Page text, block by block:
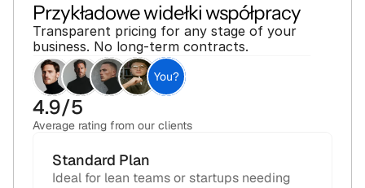
Przykładowe widełki współpracy
Transparent pricing for any stage of your
business. No long-term contracts.
You?
4.9/5
Average rating from our clients
Standard Plan
Ideal for lean teams or startups needing